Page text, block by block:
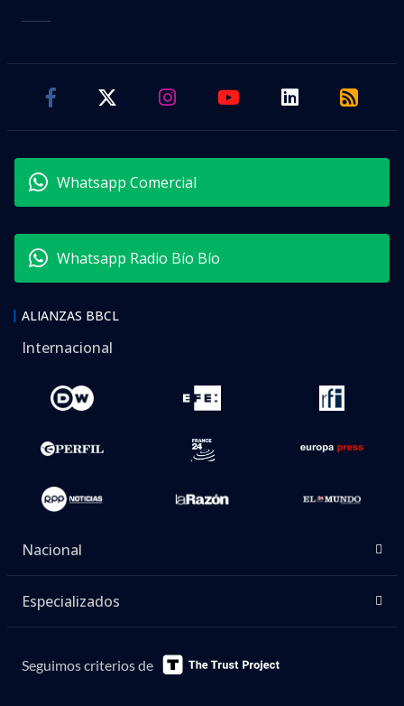
Whatsapp Comercial
Whatsapp Radio Bío Bío
ALIANZAS BBCL
Internacional
Nacional
Especializados
Seguimos criterios de